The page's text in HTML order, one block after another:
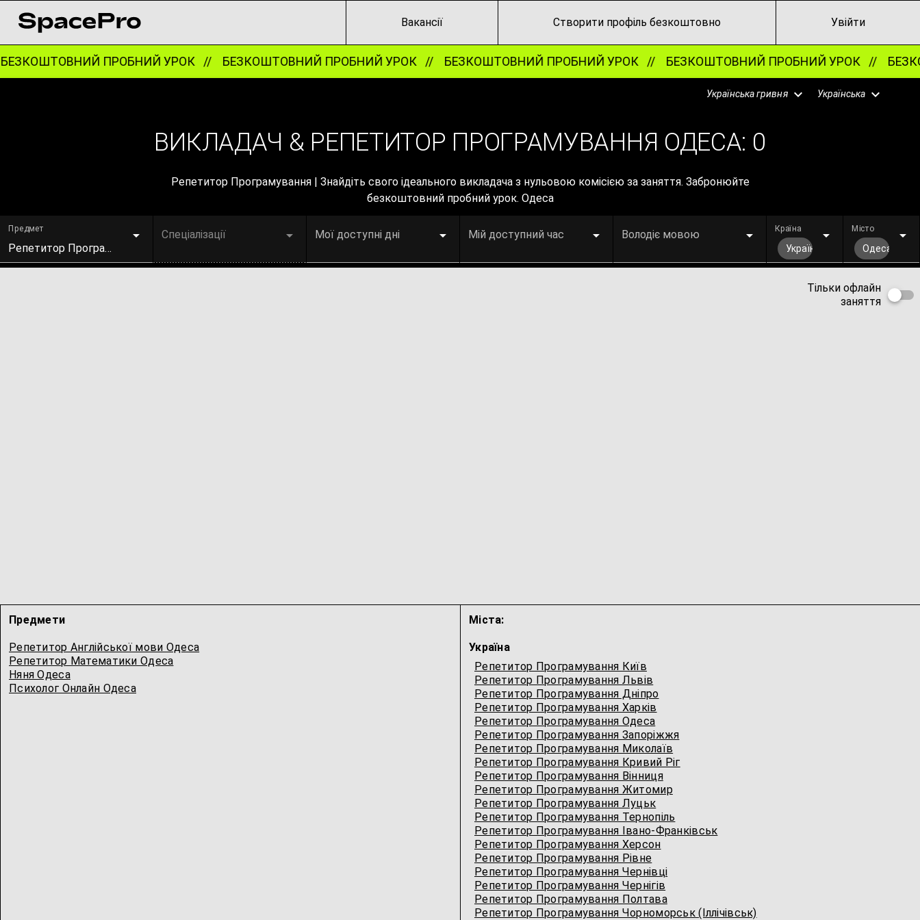
Вакансії Створити профіль безкоштовно Увійти
ПРОБНИЙ УРОК //БЕЗКОШТОВНИЙ ПРОБНИЙ УРОК //БЕЗКОШТОВНИЙ ПРОБНИЙ УРОК //БЕЗКОШТОВНИЙ ПРОБНИЙ УРОК //
Українська гривня Українська
ВИКЛАДАЧ & РЕПЕТИТОР ПРОГРАМУВАННЯ ОДЕСА: 0
Репетитор Програмування | Знайдіть свого ідеального викладача з нульовою комісією за заняття. Забронюйте
безкоштовний пробний урок. Одеса
Предмет
Репетитор Програмування
Спеціалізації Мої доступні дні Мій доступний час Володіє мовою Країна
Україна
Місто
Одеса
Тільки офлайн
заняття
Предмети
Репетитор Англійської мови Одеса
Репетитор Математики Одеса
Няня Одеса
Психолог Онлайн Одеса
Міста:
Україна
Репетитор Програмування Київ
Репетитор Програмування Львів
Репетитор Програмування Дніпро
Репетитор Програмування Харків
Репетитор Програмування Одеса
Репетитор Програмування Запоріжжя
Репетитор Програмування Миколаїв
Репетитор Програмування Кривий Ріг
Репетитор Програмування Вінниця
Репетитор Програмування Житомир
Репетитор Програмування Луцьк
Репетитор Програмування Тернопіль
Репетитор Програмування Івано-Франківськ
Репетитор Програмування Херсон
Репетитор Програмування Рівне
Репетитор Програмування Чернівці
Репетитор Програмування Чернігів
Репетитор Програмування Полтава
Репетитор Програмування Чорноморськ (Іллічівськ)